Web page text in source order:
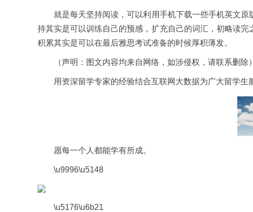
就是每天坚持阅读，可以利用手机下载一些手机英文原
持其实是可以训练自己的预感，扩充自己的词汇，初略读
积累其实是可以在最后雅思考试准备的时候厚积薄发。
（声明：图文内容均来自网络，如涉侵权，请联系删除）
用资深留学专家的经验结合互联网大数据为广大留学生
愿每一个人都能学有所成。
\u9996\u5148
\u5176\u6b21